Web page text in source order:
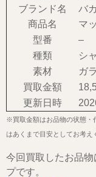
ブランド名
バ
商品名
マ
型番
–
種類
シ
素材
ガ
買取金額
更新日時
※買取金額はお品物の状態・
はあくまで目安としてお考え
今回買取したお品
プです。